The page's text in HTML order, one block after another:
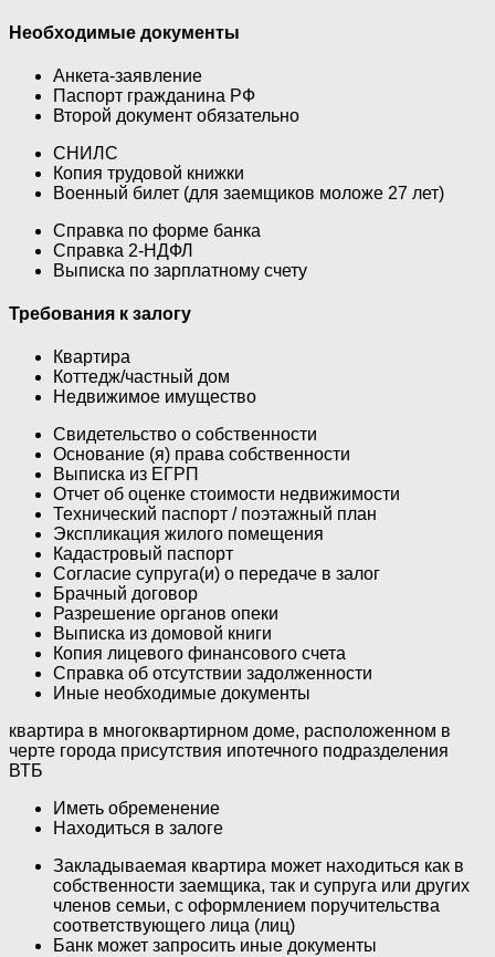
Необходимые документы
Анкета-заявление
Паспорт гражданина РФ
Второй документ обязательно
СНИЛС
Копия трудовой книжки
Военный билет (для заемщиков моложе 27 лет)
Справка по форме банка
Справка 2-НДФЛ
Выписка по зарплатному счету
Требования к залогу
Квартира
Коттедж/частный дом
Недвижимое имущество
Свидетельство о собственности
Основание (я) права собственности
Выписка из ЕГРП
Отчет об оценке стоимости недвижимости
Технический паспорт / поэтажный план
Экспликация жилого помещения
Кадастровый паспорт
Согласие супруга(и) о передаче в залог
Брачный договор
Разрешение органов опеки
Выписка из домовой книги
Копия лицевого финансового счета
Справка об отсутствии задолженности
Иные необходимые документы
квартира в многоквартирном доме, расположенном в
черте города присутствия ипотечного подразделения
ВТБ
Иметь обременение
Находиться в залоге
Закладываемая квартира может находиться как в
собственности заемщика, так и супруга или других
членов семьи, с оформлением поручительства
соответствующего лица (лиц)
Банк может запросить иные документы